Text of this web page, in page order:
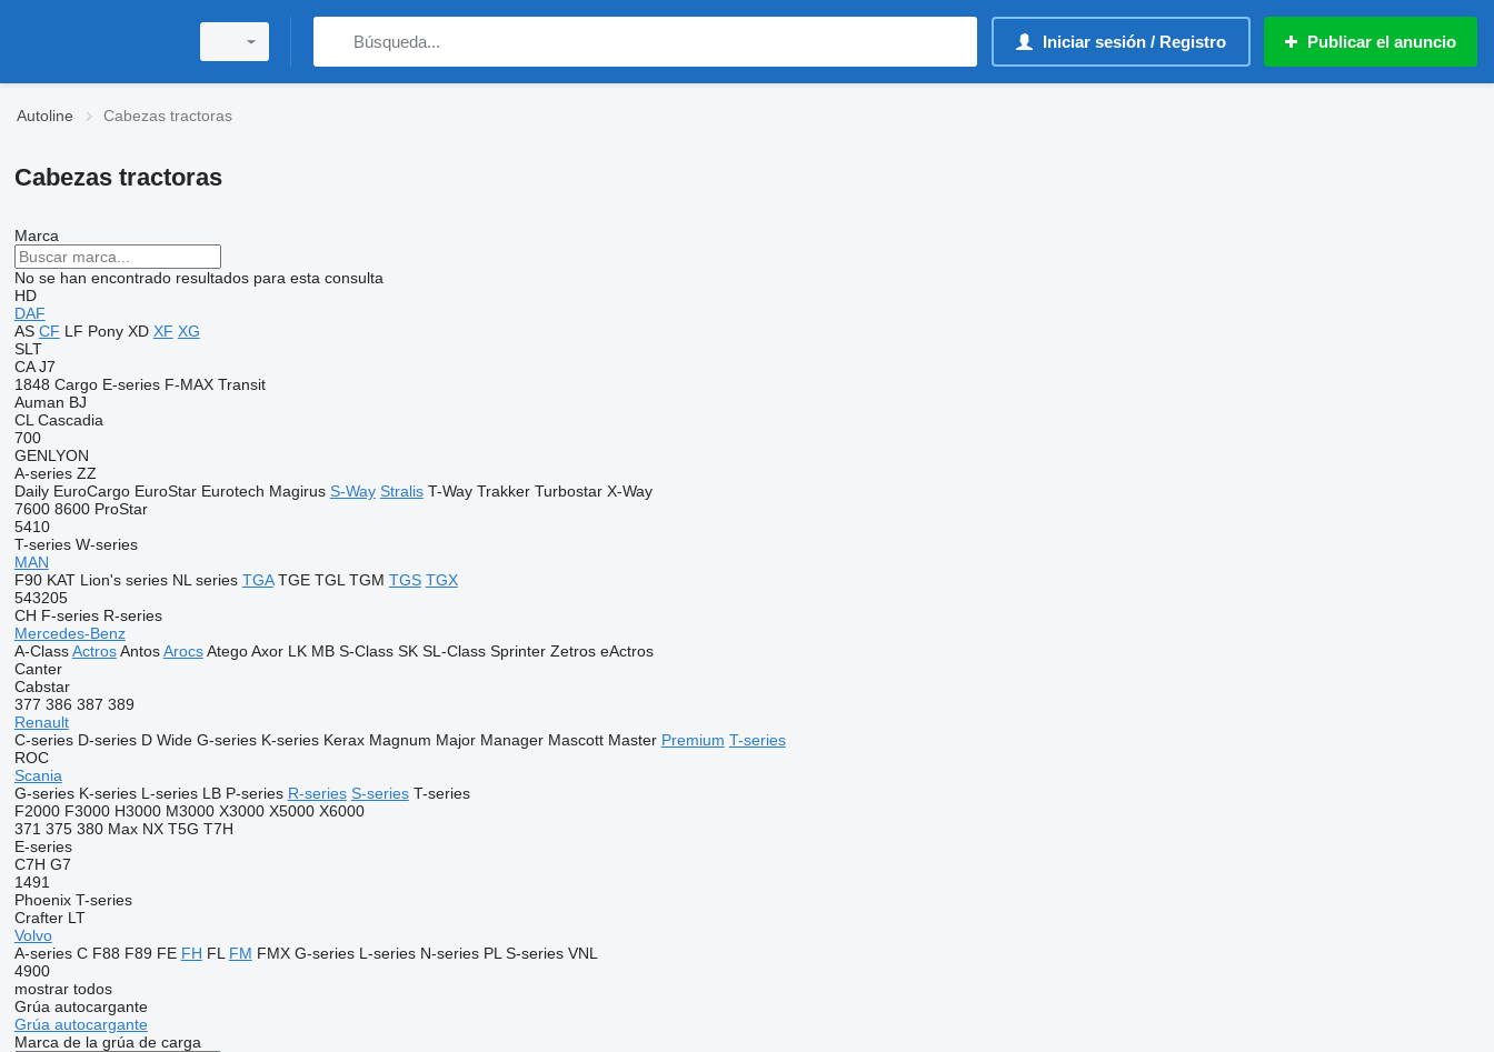
Iniciar sesión / Registro Publicar el anuncio
Autoline Cabezas tractoras
Cabezas tractoras
Marca
No se han encontrado resultados para esta consulta
HD
DAF
AS CF LF Pony XD XF XG
SLT
CA J7
1848 Cargo E-series F-MAX Transit
Auman BJ
CL Cascadia
700
GENLYON
A-series ZZ
Daily EuroCargo EuroStar Eurotech Magirus S-Way Stralis T-Way Trakker Turbostar X-Way
7600 8600 ProStar
5410
T-series W-series
MAN
F90 KAT Lion's series NL series TGA TGE TGL TGM TGS TGX
543205
CH F-series R-series
Mercedes-Benz
A-Class Actros Antos Arocs Atego Axor LK MB S-Class SK SL-Class Sprinter Zetros eActros
Canter
Cabstar
377 386 387 389
Renault
C-series D-series D Wide G-series K-series Kerax Magnum Major Manager Mascott Master Premium T-series
ROC
Scania
G-series K-series L-series LB P-series R-series S-series T-series
F2000 F3000 H3000 M3000 X3000 X5000 X6000
371 375 380 Max NX T5G T7H
E-series
C7H G7
1491
Phoenix T-series
Crafter LT
Volvo
A-series C F88 F89 FE FH FL FM FMX G-series L-series N-series PL S-series VNL
4900
mostrar todos
Grúa autocargante
Grúa autocargante
Marca de la grúa de carga